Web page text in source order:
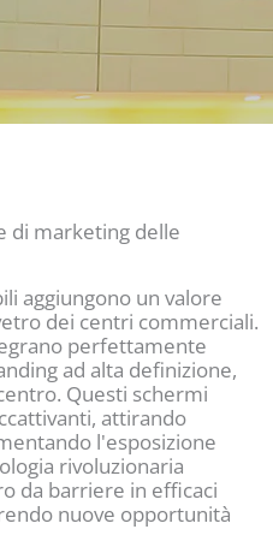
di marketing delle
aggiungono un valore
dei centri commerciali.
perfettamente
ad alta definizione,
Questi schermi
attirando
l'esposizione
rivoluzionaria
da barriere in efficaci
nuove opportunità